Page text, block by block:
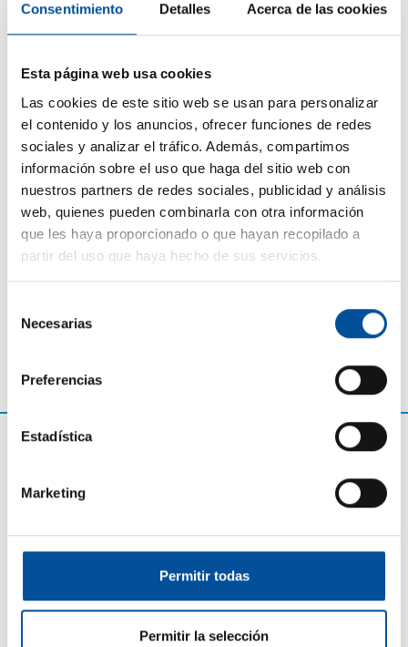
Consentimiento Detalles Acerca de las cookies
Esta página web usa cookies
Las cookies de este sitio web se usan para personalizar
el contenido y los anuncios, ofrecer funciones de redes
sociales y analizar el tráfico. Además, compartimos
información sobre el uso que haga del sitio web con
nuestros partners de redes sociales, publicidad y análisis
web, quienes pueden combinarla con otra información
que les haya proporcionado o que hayan recopilado a
partir del uso que haya hecho de sus servicios.
Necesarias
Preferencias
Estadística
Marketing
Permitir todas
Permitir la selección
BC01 · Visión Municipal desde el
Litoral
Desde el turismo y la sostenibilidad hasta la gestión
del agua, los puertos, la energía o la biodiversidad, se
debatirá cómo cada territorio está respondiendo a los
desafíos del presente con soluciones propias,
innovadoras y adaptadas al contexto europeo. Será
una mesa de alto nivel, pensada para visualizar la
diversidad de enfoques y el compromiso con una
transformación azul.